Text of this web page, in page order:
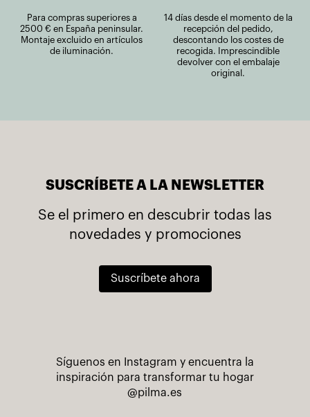
Para compras superiores a
2500 € en España peninsular.
Montaje excluido en artículos
de iluminación.
14 días desde el momento de la
recepción del pedido,
descontando los costes de
recogida. Imprescindible
devolver con el embalaje
original.
SUSCRÍBETE A LA NEWSLETTER
Se el primero en descubrir todas las
novedades y promociones
Suscríbete ahora
Síguenos en Instagram y encuentra la
inspiración para transformar tu hogar
@pilma.es